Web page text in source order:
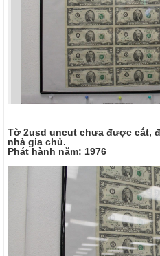
Tờ 2usd uncut chưa được cắt,
nhà gia chủ.
Phát hành năm: 1976